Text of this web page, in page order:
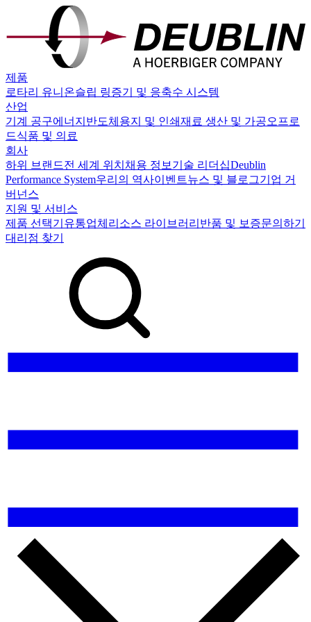
제품
로타리 유니온슬립 링증기 및 응축수 시스템
산업
기계 공구에너지 반도체 용지 및 인쇄재료 생산 및 가공오프로
드식품 및 의료
회사
하위 브랜드전 세계 위치 채용 정보 기술 리더십Deublin
Performance System우리의 역사이벤트뉴스 및 블로그기업 거
버넌스
지원 및 서비스
제품 선택기 유통업체 리소스 라이브러리 반품 및 보증문의하기
대리점 찾기